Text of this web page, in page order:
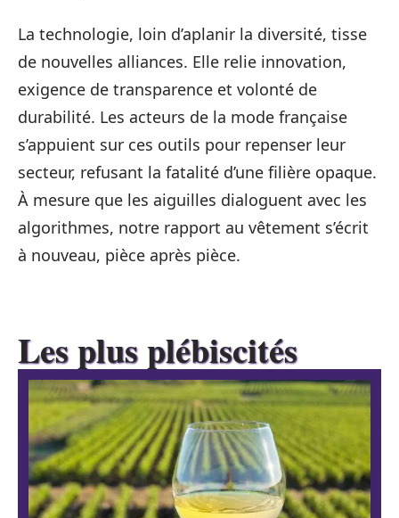
La technologie, loin d’aplanir la diversité, tisse
de nouvelles alliances. Elle relie innovation,
exigence de transparence et volonté de
durabilité. Les acteurs de la mode française
s’appuient sur ces outils pour repenser leur
secteur, refusant la fatalité d’une filière opaque.
À mesure que les aiguilles dialoguent avec les
algorithmes, notre rapport au vêtement s’écrit
à nouveau, pièce après pièce.
Les plus plébiscités